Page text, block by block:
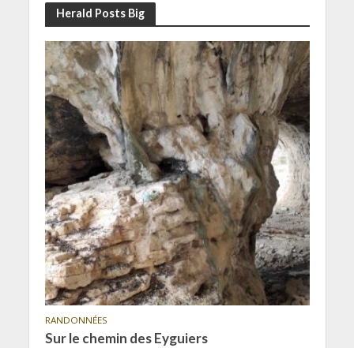
Herald Posts Big
RANDONNÉES
Sur le chemin des Eyguiers